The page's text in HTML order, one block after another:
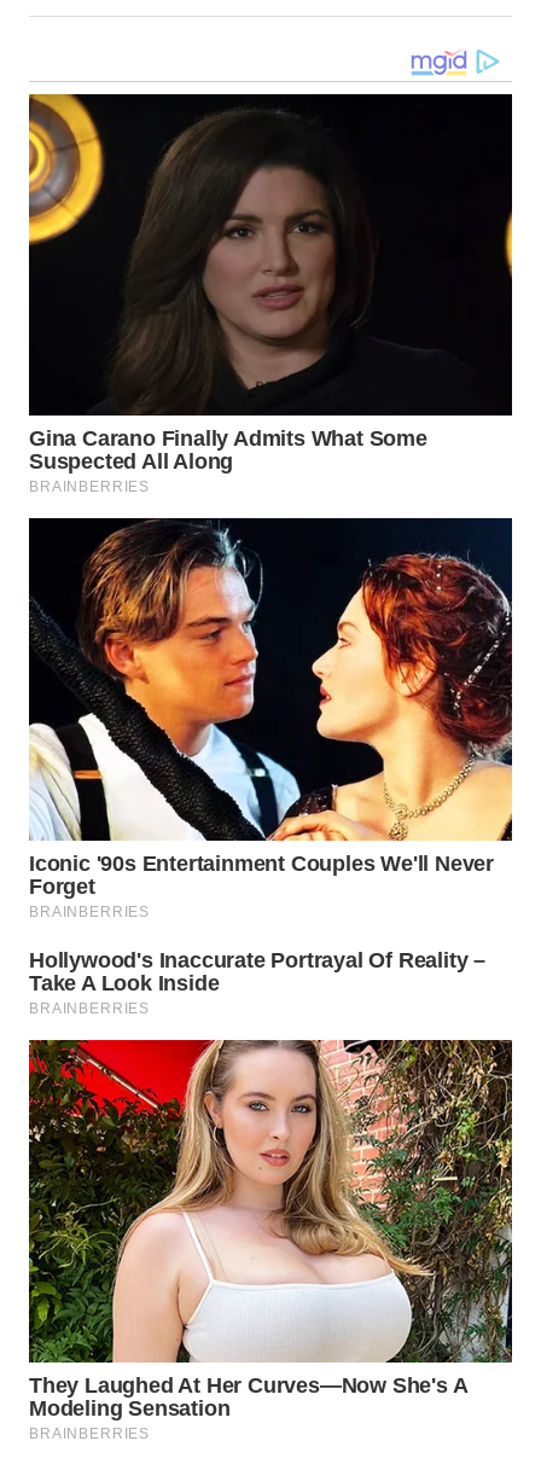
SELATAN
WN
TANJUNG
LESUNG
SIMALUNGUN
WN
LABUHANBATU
WN
TAPANULI
TENGAH
WN DELI
SERDANG
WN
TEBING
TINGGI
WN
PAKPAK
KARAWANG
BEKASI
WN
BOGOR
WN
DEPOK
WN
TAPANULI
UTARA
WN
SAMOSIR